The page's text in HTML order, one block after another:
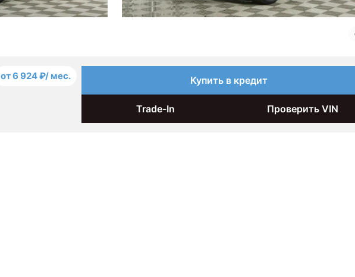
от 6 924 ₽/ мес. Купить в кредит
Trade-In Проверить VIN